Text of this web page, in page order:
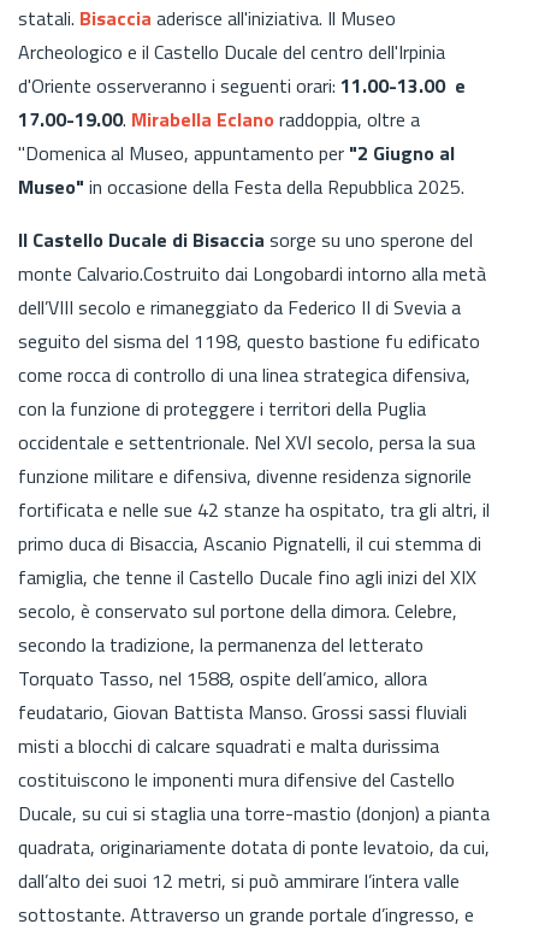
statali. Bisaccia aderisce all'iniziativa. Il Museo
Archeologico e il Castello Ducale del centro dell'Irpinia
d'Oriente osserveranno i seguenti orari: 11.00-13.00 e
17.00-19.00. Mirabella Eclano raddoppia, oltre a
"Domenica al Museo, appuntamento per "2 Giugno al
Museo" in occasione della Festa della Repubblica 2025.
Il Castello Ducale di Bisaccia sorge su uno sperone del
monte Calvario.Costruito dai Longobardi intorno alla metà
dell’VIII secolo e rimaneggiato da Federico II di Svevia a
seguito del sisma del 1198, questo bastione fu edificato
come rocca di controllo di una linea strategica difensiva,
con la funzione di proteggere i territori della Puglia
occidentale e settentrionale. Nel XVI secolo, persa la sua
funzione militare e difensiva, divenne residenza signorile
fortificata e nelle sue 42 stanze ha ospitato, tra gli altri, il
primo duca di Bisaccia, Ascanio Pignatelli, il cui stemma di
famiglia, che tenne il Castello Ducale fino agli inizi del XIX
secolo, è conservato sul portone della dimora. Celebre,
secondo la tradizione, la permanenza del letterato
Torquato Tasso, nel 1588, ospite dell’amico, allora
feudatario, Giovan Battista Manso. Grossi sassi fluviali
misti a blocchi di calcare squadrati e malta durissima
costituiscono le imponenti mura difensive del Castello
Ducale, su cui si staglia una torre-mastio (donjon) a pianta
quadrata, originariamente dotata di ponte levatoio, da cui,
dall’alto dei suoi 12 metri, si può ammirare l’intera valle
sottostante. Attraverso un grande portale d’ingresso, e